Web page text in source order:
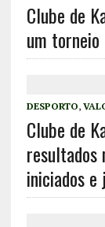
Clube de
um torneio
DESPORTO,
Clube de
resultados
iniciados e